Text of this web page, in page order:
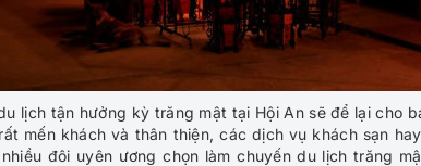
lịch tận hưởng kỳ trăng mật tại Hội An sẽ để lại cho
mến khách và thân thiện, các dịch vụ khách sạn
đôi uyên ương chọn làm chuyến du lịch trăng